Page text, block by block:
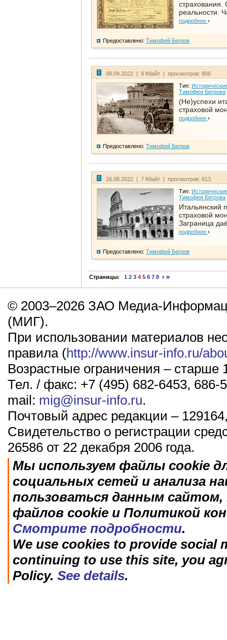
страхования.
реальности.
подробнее
Предоставлено: Тимофей Бегров
08.09.2022 | 9 Кбайт | просмотров: 806
Тип:
Тимофея Бегрова
(Не)успехи
страховой
подробнее
Предоставлено: Тимофей Бегров
26.08.2022 | 7 Кбайт | просмотров: 613
Тип:
Тимофея Бегрова
Итальянский
страховой
Заграница
подробнее
Предоставлено: Тимофей Бегров
Страницы: 1 2 3 4 5 6 7 8
© 2003–2026 ЗАО Медиа-
(МИГ).
При использовании материалов
правила (http://www.insur-info.ru/
Возрастные ограничения – старше
Тел. / факс: +7 (495) 682-6453, 686-
mail: mig@insur-info.ru.
Почтовый адрес редакции –
Свидетельство о регистрации
26586 от 22 декабря 2006 года.
Мы используем файлы cookie
социальных сетей и анализа
пользоваться данным
файлов cookie и Политикой
Смотрите подробности.
We use cookies to provide social
continuing to use this site, you
Policy. See details.